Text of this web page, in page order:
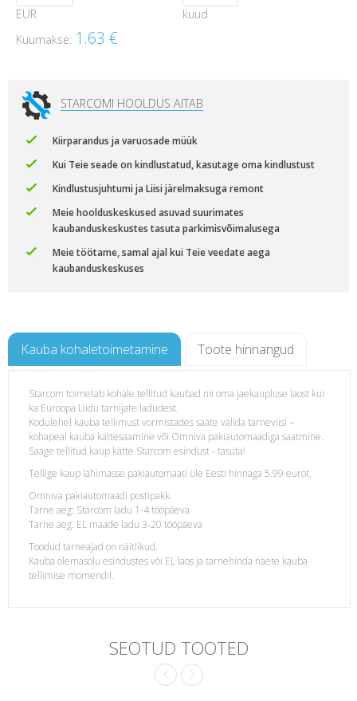
EUR
kuud
Kuumakse: 1.63 €
STARCOMI HOOLDUS AITAB
Kiirparandus ja varuosade müük
Kui Teie seade on kindlustatud, kasutage oma kindlustust
Kindlustusjuhtumi ja Liisi järelmaksuga remont
Meie hoolduskeskused asuvad suurimates
kaubanduskeskustes tasuta parkimisvõimalusega
Meie töötame, samal ajal kui Teie veedate aega
kaubanduskeskuses
Kauba kohaletoimetamine Toote hinnangud
Starcom toimetab kohale tellitud kaubad nii oma jaekaupluse laost kui
ka Euroopa Liidu tarnijate ladudest.
Kodulehel kauba tellimust vormistades saate valida tarneviisi –
kohapeal kauba kättesaamine või Omniva pakiautomaadiga saatmine.
Saage tellitud kaup kätte Starcom esindust - tasuta!
Tellige kaup lähimasse pakiautomaati üle Eesti hinnaga 5.99 eurot.
Omniva pakiautomaadi postipakk.
Tarne aeg: Starcom ladu 1-4 tööpäeva
Tarne aeg: EL maade ladu 3-20 tööpäeva
Toodud tarneajad on näitlikud.
Kauba olemasolu esindustes või EL laos ja tarnehinda näete kauba
tellimise momendil.
SEOTUD TOOTED